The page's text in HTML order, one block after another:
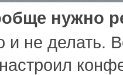
нужно
не делать.